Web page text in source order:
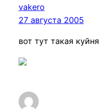
vakero
27 августа 2005
вот тут такая куйня